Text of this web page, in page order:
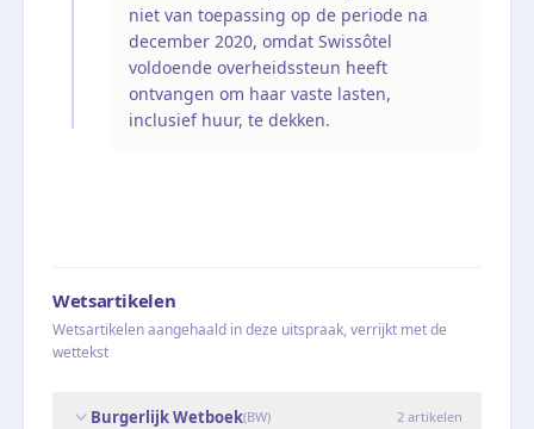
niet van toepassing op de periode na
december 2020, omdat Swissôtel
voldoende overheidssteun heeft
ontvangen om haar vaste lasten,
inclusief huur, te dekken.
Wetsartikelen
Wetsartikelen aangehaald in deze uitspraak, verrijkt met de
wettekst
Burgerlijk Wetboek(BW) 2 artikelen